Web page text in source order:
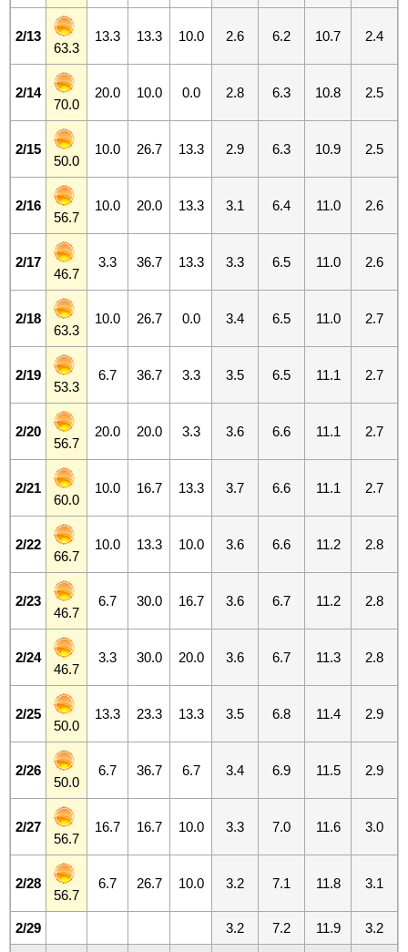
2/13
63.3
13.3 13.3 10.0 2.6 6.2 10.7 2.4
2/14
70.0
20.0 10.0 0.0 2.8 6.3 10.8 2.5
2/15
50.0
10.0 26.7 13.3 2.9 6.3 10.9 2.5
2/16
56.7
10.0 20.0 13.3 3.1 6.4 11.0 2.6
2/17
46.7
3.3 36.7 13.3 3.3 6.5 11.0 2.6
2/18
63.3
10.0 26.7 0.0 3.4 6.5 11.0 2.7
2/19
53.3
6.7 36.7 3.3 3.5 6.5 11.1 2.7
2/20
56.7
20.0 20.0 3.3 3.6 6.6 11.1 2.7
2/21
60.0
10.0 16.7 13.3 3.7 6.6 11.1 2.7
2/22
66.7
10.0 13.3 10.0 3.6 6.6 11.2 2.8
2/23
46.7
6.7 30.0 16.7 3.6 6.7 11.2 2.8
2/24
46.7
3.3 30.0 20.0 3.6 6.7 11.3 2.8
2/25
50.0
13.3 23.3 13.3 3.5 6.8 11.4 2.9
2/26
50.0
6.7 36.7 6.7 3.4 6.9 11.5 2.9
2/27
56.7
16.7 16.7 10.0 3.3 7.0 11.6 3.0
2/28
56.7
6.7 26.7 10.0 3.2 7.1 11.8 3.1
2/29 3.2 7.2 11.9 3.2